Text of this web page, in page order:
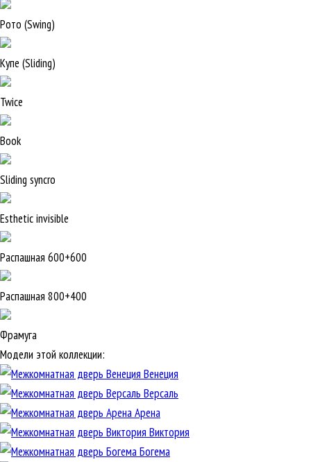
Рото (Swing)
Купе (Sliding)
Twice
Book
Sliding syncro
Esthetic invisible
Распашная 600+600
Распашная 800+400
Фрамуга
Модели этой коллекции:
Венеция
Версаль
Арена
Виктория
Богема